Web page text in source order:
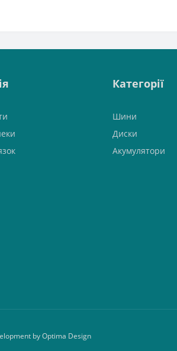
Категорії
Шини
Диски
Акумулятори
by Optima Design